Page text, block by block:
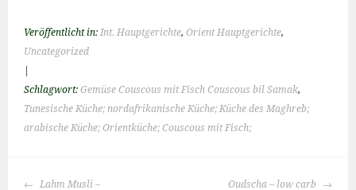
Veröffentlicht in:Int. Hauptgerichte,Orient Hauptgerichte,
Uncategorized
Schlagwort:Gemüse Couscous mit Fisch Couscous bil Samak,
Tunesische Küche; nordafrikanische Küche; Küche des Maghreb;
arabische Küche; Orientküche; Couscous mit Fisch;
BEITRAGS-
Lahm Musli – Oudscha – low carb